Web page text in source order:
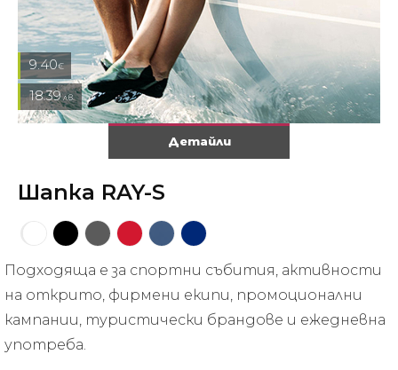
Детайли
9.40€
18.39лв.
Шапка RAY-S
Подходяща е за спортни събития, активности
на открито, фирмени екипи, промоционални
кампании, туристически брандове и ежедневна
употреба.